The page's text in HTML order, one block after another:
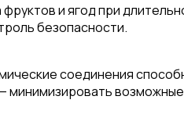
и ягод при
безопасности.
соединения
минимизировать